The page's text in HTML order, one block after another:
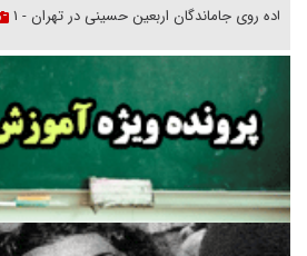
پیاده روی جاماندگان اربعین حسینی در تهران - ۱
فریاد‌ها و ناله‌های دوستان مبارزدلم را آتش می‌زد
تغییر رویه دشمن در ترور از شیخ فضل‌الله تا
خرید قسطی اولش خنده و آخرش گریه است!
فوتبال و آن «بالا»!